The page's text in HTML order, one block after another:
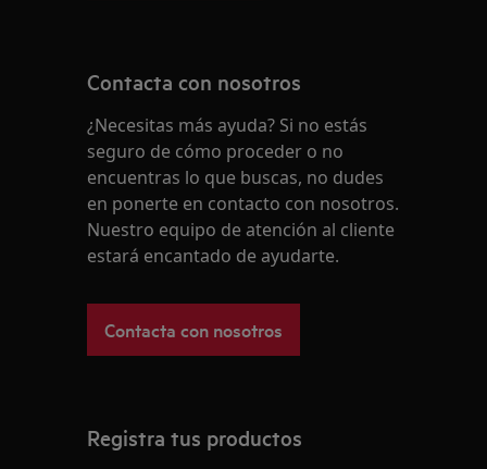
Contacta con nosotros
¿Necesitas más ayuda? Si no estás
seguro de cómo proceder o no
encuentras lo que buscas, no dudes
en ponerte en contacto con nosotros.
Nuestro equipo de atención al cliente
estará encantado de ayudarte.
Contacta con nosotros
Registra tus productos